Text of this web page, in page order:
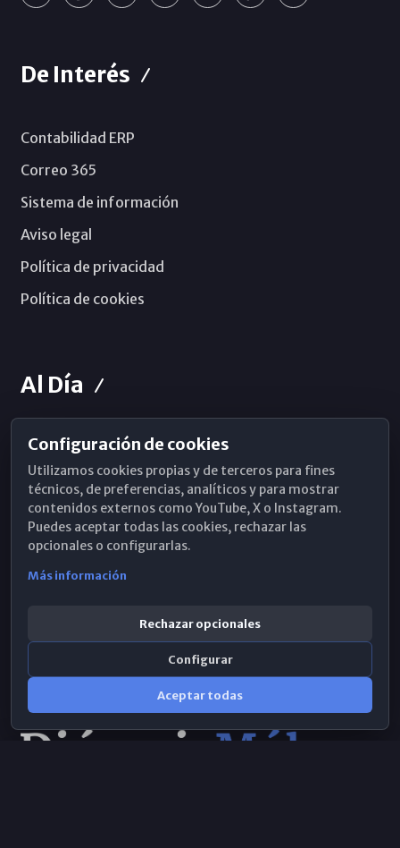
De Interés
Contabilidad ERP
Correo 365
Sistema de información
Aviso legal
Política de privacidad
Política de cookies
Al Día
Horarios de Misa
Hemeroteca
WhatsApp
Configuración de cookies
Utilizamos cookies propias y de terceros para fines
técnicos, de preferencias, analíticos y para mostrar
contenidos externos como YouTube, X o Instagram.
Puedes aceptar todas las cookies, rechazar las
opcionales o configurarlas.
Más información
Rechazar opcionales
Configurar
Aceptar todas